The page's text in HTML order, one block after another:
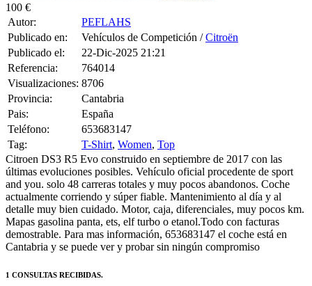
100 €
Autor:
PEFLAHS
Publicado en:
Vehículos de Competición /Citroën
Publicado el:
22-Dic-2025 21:21
Referencia:
764014
Visualizaciones: 8706
Provincia:
Cantabria
Pais:
España
Teléfono:
653683147
Tag:
T-Shirt, Women, Top
Citroen DS3 R5 Evo construido en septiembre de 2017 con las
últimas evoluciones posibles. Vehículo oficial procedente de sport
and you. solo 48 carreras totales y muy pocos abandonos. Coche
actualmente corriendo y súper fiable. Mantenimiento al día y al
detalle muy bien cuidado. Motor, caja, diferenciales, muy pocos km.
Mapas gasolina panta, ets, elf turbo o etanol.Todo con facturas
demostrable. Para mas información, 653683147 el coche está en
Cantabria y se puede ver y probar sin ningún compromiso
1 CONSULTAS RECIBIDAS.